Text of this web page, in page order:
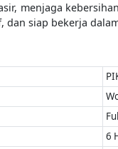
menjaga
siap bekerja
6